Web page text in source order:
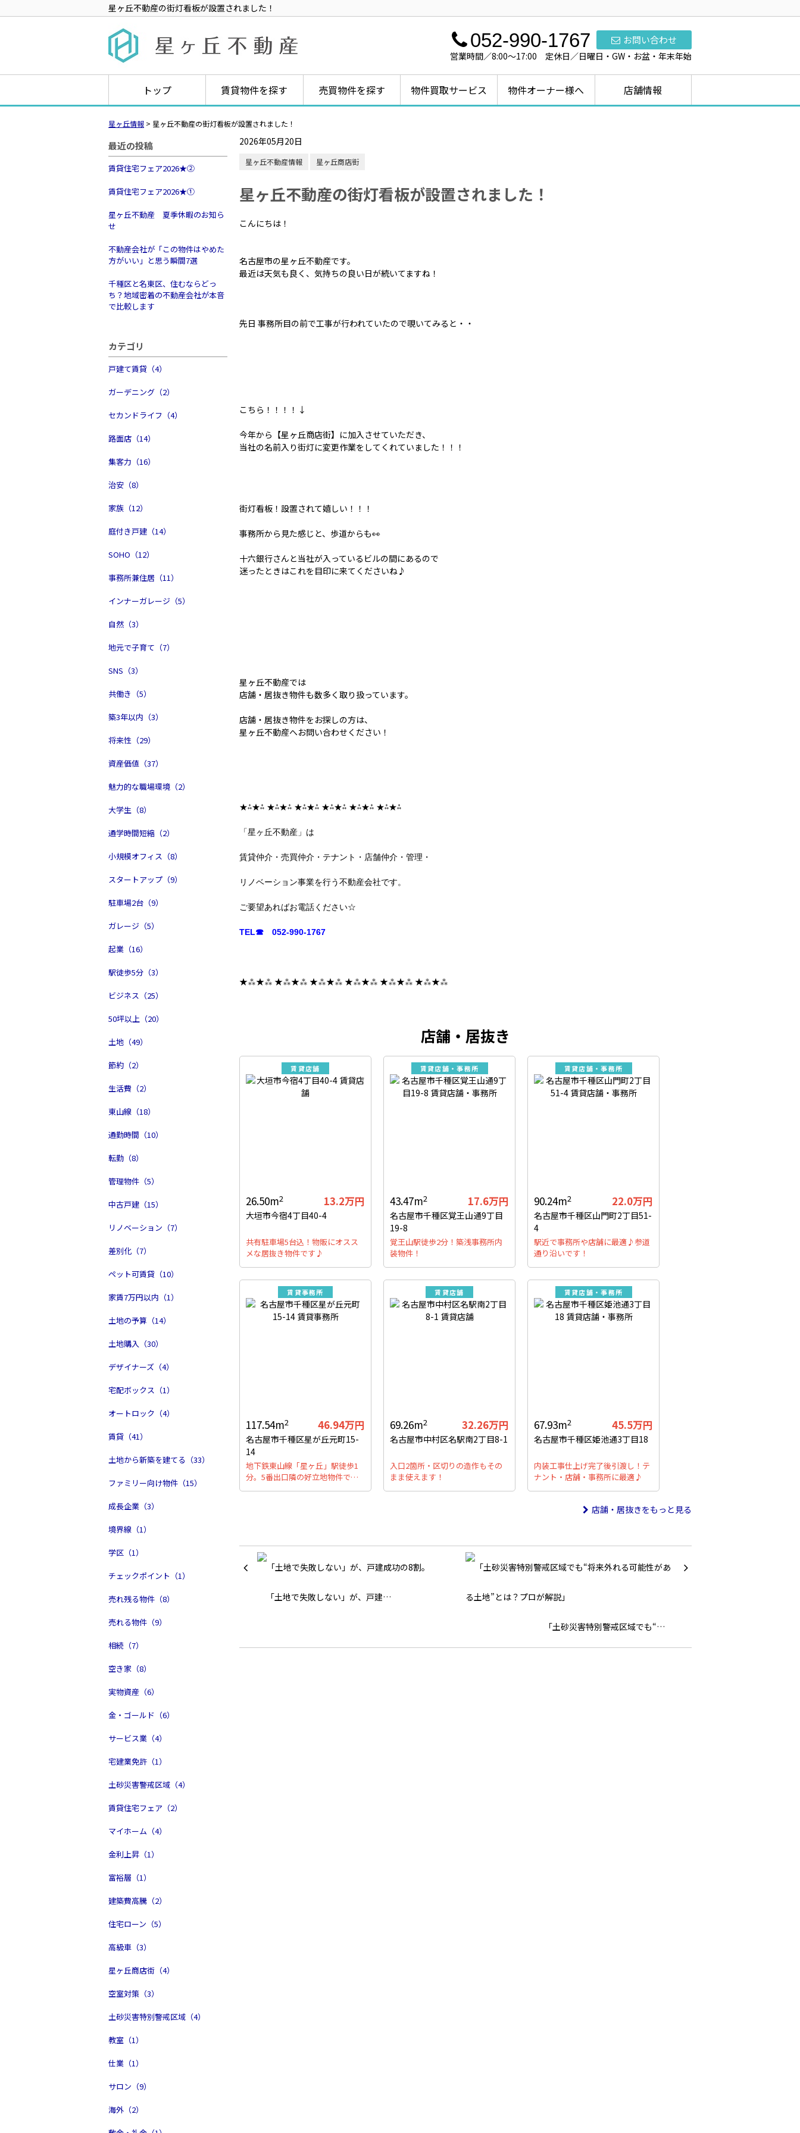
星ヶ丘不動産の街灯看板が設置されました！
お問い合わせ
052-990-1767
営業時間／8:00～17:00 定休日／日曜日・GW・お盆・年末年始
トップ 賃貸物件を探す 売買物件を探す 物件買取サービス 物件オーナー様へ 店舗情報
星ヶ丘情報 > 星ヶ丘不動産の街灯看板が設置されました！
最近の投稿
賃貸住宅フェア2026★➁
賃貸住宅フェア2026★①
星ヶ丘不動産 夏季休暇のお知ら
せ
不動産会社が「この物件はやめた
方がいい」と思う瞬間7選
千種区と名東区、住むならどっ
ち？地域密着の不動産会社が本音
で比較します
カテゴリ
戸建て賃貸（4）
ガーデニング（2）
セカンドライフ（4）
路面店（14）
集客力（16）
治安（8）
家族（12）
庭付き戸建（14）
SOHO（12）
事務所兼住居（11）
インナーガレージ（5）
自然（3）
地元で子育て（7）
SNS（3）
共働き（5）
築3年以内（3）
将来性（29）
資産価値（37）
魅力的な職場環境（2）
大学生（8）
通学時間短縮（2）
小規模オフィス（8）
スタートアップ（9）
駐車場2台（9）
ガレージ（5）
起業（16）
駅徒歩5分（3）
ビジネス（25）
50坪以上（20）
土地（49）
節約（2）
生活費（2）
東山線（18）
通勤時間（10）
転勤（8）
管理物件（5）
中古戸建（15）
リノベーション（7）
差別化（7）
ペット可賃貸（10）
家賃7万円以内（1）
土地の予算（14）
土地購入（30）
デザイナーズ（4）
宅配ボックス（1）
オートロック（4）
賃貸（41）
土地から新築を建てる（33）
ファミリー向け物件（15）
成長企業（3）
境界線（1）
学区（1）
チェックポイント（1）
売れ残る物件（8）
売れる物件（9）
相続（7）
空き家（8）
実物資産（6）
金・ゴールド（6）
サービス業（4）
宅建業免許（1）
土砂災害警戒区域（4）
賃貸住宅フェア（2）
マイホーム（4）
金利上昇（1）
富裕層（1）
建築費高騰（2）
住宅ローン（5）
高級車（3）
星ヶ丘商店街（4）
空室対策（3）
土砂災害特別警戒区域（4）
教室（1）
仕業（1）
サロン（9）
海外（2）
2026年05月20日
星ヶ丘不動産情報 星ヶ丘商店街
星ヶ丘不動産の街灯看板が設置されました！
こんにちは！
名古屋市の星ヶ丘不動産です。
最近は天気も良く、気持ちの良い日が続いてますね！
先日 事務所目の前で工事が行われていたので覗いてみると・・
こちら！！！！↓
今年から【星ヶ丘商店街】に加入させていただき、
当社の名前入り街灯に変更作業をしてくれていました！！！
街灯看板！設置されて嬉しい！！！
事務所から見た感じと、歩道からも👀
十六銀行さんと当社が入っているビルの間にあるので
迷ったときはこれを目印に来てくださいね♪
星ヶ丘不動産では
店舗・居抜き物件も数多く取り扱っています。
店舗・居抜き物件をお探しの方は、
星ヶ丘不動産へお問い合わせください！
★⁂★⁂ ★⁂★⁂ ★⁂★⁂ ★⁂★⁂ ★⁂★⁂ ★⁂★⁂
「星ヶ丘不動産」は
賃貸仲介・売買仲介・テナント・店舗仲介・管理・
リノベーション事業を行う不動産会社です。
ご要望あればお電話ください☆
TEL☎ 052-990-1767
★⁂★⁂ ★⁂★⁂ ★⁂★⁂ ★⁂★⁂ ★⁂★⁂ ★⁂★⁂
店舗・居抜き
賃貸店舗
26.50m2 13.2万円
大垣市今宿4丁目40-4
共有駐車場5台込！物販にオスス
メな居抜き物件です♪
賃貸店舗・事務所
43.47m2 17.6万円
名古屋市千種区覚王山通9丁目
19-8
覚王山駅徒歩2分！築浅事務所内
装物件！
賃貸店舗・事務所
90.24m2 22.0万円
名古屋市千種区山門町2丁目51-
4
駅近で事務所や店舗に最適♪参道
通り沿いです！
賃貸事務所
117.54m2 46.94万円
名古屋市千種区星が丘元町15-
14
地下鉄東山線「星ヶ丘」駅徒歩1
分。5番出口隣の好立地物件で…
賃貸店舗
69.26m2 32.26万円
名古屋市中村区名駅南2丁目8-1
入口2箇所・区切りの造作もその
まま使えます！
賃貸店舗・事務所
67.93m2 45.5万円
名古屋市千種区姫池通3丁目18
内装工事仕上げ完了後引渡し！テ
ナント・店舗・事務所に最適♪
店舗・居抜きをもっと見る
「土地で失敗しない」が、戸建…
「土砂災害特別警戒区域でも“…